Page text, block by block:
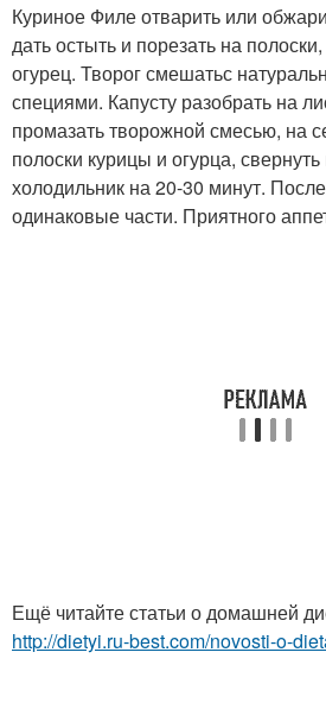
Куриное Филе отварить или
дать остыть и порезать на
огурец. Творог смешатьс
специями. Капусту разобрать на
промазать творожной смесью, на
полоски курицы и огурца,
холодильник на 20-30 минут.
одинаковые части. Приятного
Ещё читайте статьи о домашней
http://dietyi.ru-best.com/novosti-o-